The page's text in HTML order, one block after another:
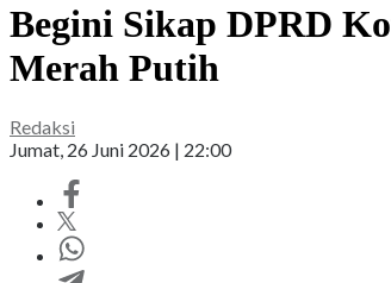
Begini Sikap DPRD
Merah Putih
Redaksi
Jumat, 26 Juni 2026 | 22:00